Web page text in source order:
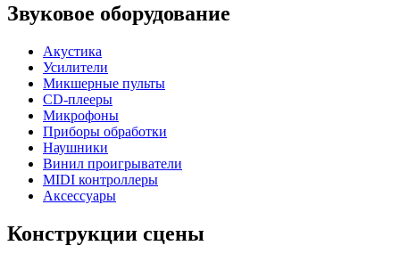
Звуковое оборудование
Акустика
Усилители
Микшерные пульты
CD-плееры
Микрофоны
Приборы обработки
Наушники
Винил проигрыватели
MIDI контроллеры
Аксессуары
Конструкции сцены